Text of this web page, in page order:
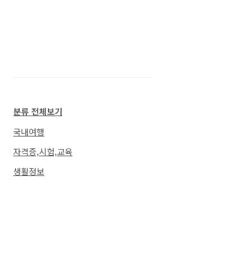
분류 전체보기
국내여행
자격증,시험,교육
생활정보